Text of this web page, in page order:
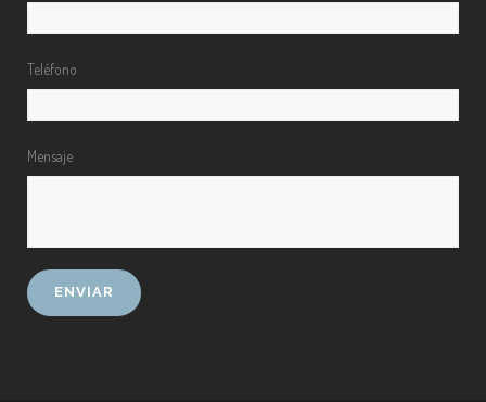
Teléfono
Mensaje